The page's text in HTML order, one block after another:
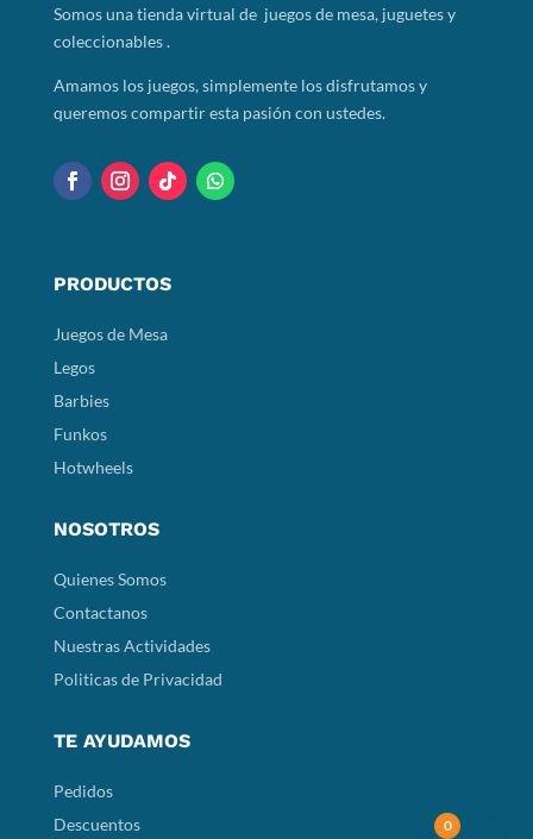
Somosuna tienda virtual de juegos de mesa, juguetes y
coleccionables .
Amamos los juegos, simplemente los disfrutamos y
queremos compartir esta pasión con ustedes.
PRODUCTOS
Juegos de Mesa
Legos
Barbies
Funkos
Hotwheels
NOSOTROS
Quienes Somos
Contactanos
Nuestras Actividades
Politicas de Privacidad
TE AYUDAMOS
Pedidos
Descuentos
0